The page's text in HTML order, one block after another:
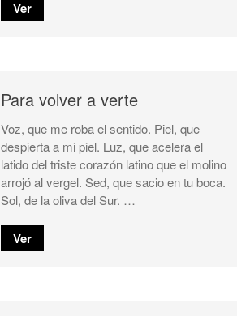
Ver
Para volver a verte
Voz, que me roba el sentido. Piel, que
despierta a mi piel. Luz, que acelera el
latido del triste corazón latino que el molino
arrojó al vergel. Sed, que sacio en tu boca.
Sol, de la oliva del Sur. …
Ver